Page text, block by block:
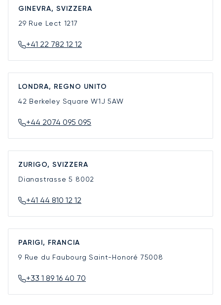
GINEVRA, SVIZZERA
29 Rue Lect 1217
+41 22 782 12 12
LONDRA, REGNO UNITO
42 Berkeley SquareW1J 5AW
+44 2074 095 095
ZURIGO, SVIZZERA
Dianastrasse 5 8002
+41 44 810 12 12
PARIGI, FRANCIA
9 Rue du Faubourg Saint-Honoré 75008
+33 1 89 16 40 70